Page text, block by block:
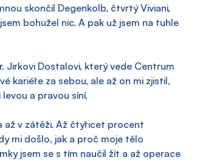
skončil Degenkolb, čtvrtý Viviani,
bohužel nic. A pak už jsem na tuhle
Jirkovi Dostalovi, který vede Centrum
kariéře za sebou, ale až on mi zjistil,
a pravou síní.
v zátěži. Až čtyřicet procent
mi došlo, jak a proč moje tělo
jsem se s tím naučil žít a až operace